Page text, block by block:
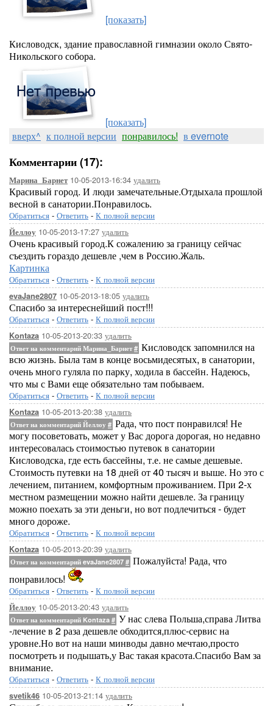
[показать]
Кисловодск, здание православной гимназии около Свято-
Никольского собора.
[показать]
вверх^ к полной версии понравилось! в evernote
Комментарии (17):
Марина_Барнет10-05-2013-16:34 удалить
Красивый город. И люди замечательные.Отдыхала прошлой
весной в санатории.Понравилось.
Обратиться - Ответить - К полной версии
Йеллоу 10-05-2013-17:27 удалить
Очень красивый город.К сожалению за границу сейчас
съездить гораздо дешевле ,чем в Россию.Жаль.
Картинка
Обратиться - Ответить - К полной версии
evaJane2807 10-05-2013-18:05 удалить
Спасибо за интереснейший пост!!!
Обратиться - Ответить - К полной версии
Kontaza 10-05-2013-20:33 удалить
Ответ на комментарий Марина_Барнет# Кисловодск запомнился на
всю жизнь. Была там в конце восьмидесятых, в санатории,
очень много гуляла по парку, ходила в бассейн. Надеюсь,
что мы с Вами еще обязательно там побываем.
Обратиться - Ответить - К полной версии
Kontaza 10-05-2013-20:38 удалить
Ответ на комментарий Йеллоу # Рада, что пост понравился! Не
могу посоветовать, может у Вас дорога дорогая, но недавно
интересовалась стоимостью путевок в санатории
Кисловодска, где есть бассейны, т.е. не самые дешевые.
Стоимость путевки на 18 дней от 40 тысяч и выше. Но это с
лечением, питанием, комфортным проживанием. При 2-х
местном размещении можно найти дешевле. За границу
можно поехать за эти деньги, но вот подлечиться - будет
много дороже.
Обратиться - Ответить - К полной версии
Kontaza 10-05-2013-20:39 удалить
Ответ на комментарий evaJane2807 # Пожалуйста! Рада, что
понравилось!
Обратиться - Ответить - К полной версии
Йеллоу 10-05-2013-20:43 удалить
Ответ на комментарий Kontaza # У нас слева Польша,справа Литва
-лечение в 2 раза дешевле обходится,плюс-сервис на
уровне.Но вот на наши минводы давно мечтаю,просто
посмотреть и подышать,у Вас такая красота.Спасибо Вам за
внимание.
Обратиться - Ответить - К полной версии
svetik46 10-05-2013-21:14 удалить